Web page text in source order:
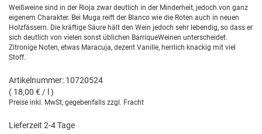
Weißweine sind in der Rioja zwar deutlich in der Minderheit, jedoch von ganz
eigenem Charakter. Bei Muga reift der Blanco wie die Roten auch in neuen
Holzfässern. Die kräftige Säure hält den Wein jedoch sehr lebendig, so dass er
sich deutlich von vielen sonst üblichen BarriqueWeinen unterscheidet.
Zitronige Noten, etwas Maracuja, dezent Vanille, herrlich knackig mit viel
Stoff.
Artikelnummer: 10720524
( 18,00 € / l )
Preise inkl. MwSt, gegebenfalls zzgl. Fracht
Lieferzeit 2-4 Tage